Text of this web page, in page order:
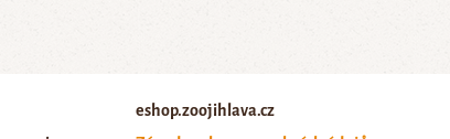
eshop.zoojihlava.cz